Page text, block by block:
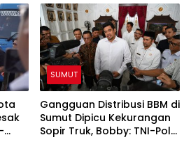
SUMUT
Gangguan Distribusi BBM di
Sumut Dipicu Kekurangan
Sopir Truk, Bobby: TNI-Polri